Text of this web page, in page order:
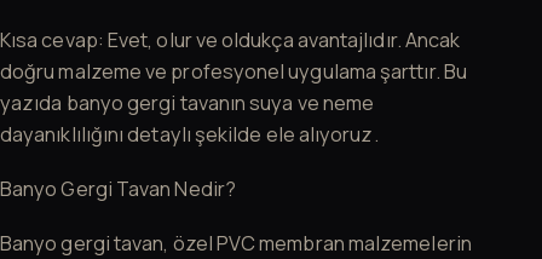
Kısa cevap: Evet, olur ve oldukça avantajlıdır. Ancak
doğru malzeme ve profesyonel uygulama şarttır. Bu
yazıda banyo gergi tavanın suya ve neme
dayanıklılığını detaylı şekilde ele alıyoruz.
Banyo Gergi Tavan Nedir?
Banyo gergi tavan, özel PVC membran malzemelerin